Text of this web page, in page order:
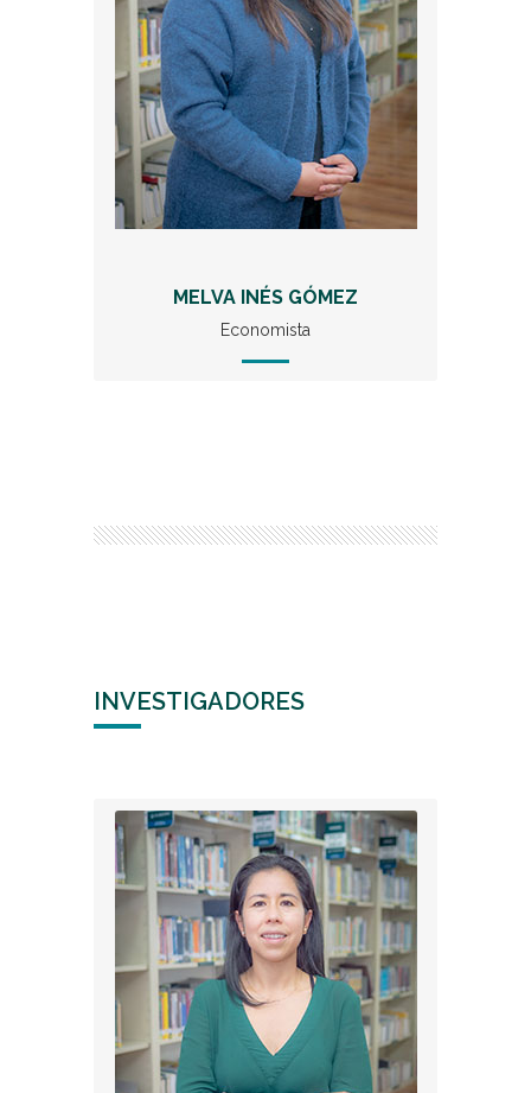
MELVA INÉS GÓMEZ
Economista
INVESTIGADORES